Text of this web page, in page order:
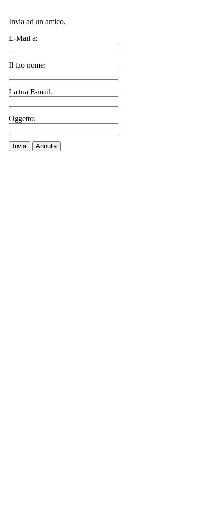
Invia ad un amico.
E-Mail a:
Il tuo nome:
La tua E-mail:
Oggetto:
Invia Annulla